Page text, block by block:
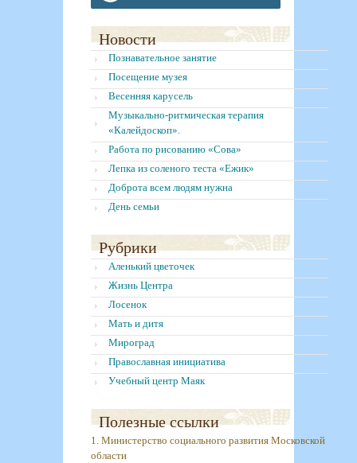
Новости
Познавательное занятие
Посещение музея
Весенняя карусель
Музыкально-ритмическая терапия
«Калейдоскоп».
Работа по рисованию «Сова»
Лепка из соленого теста «Ежик»
Доброта всем людям нужна
День семьи
Рубрики
Аленький цветочек
Жизнь Центра
Лосенок
Мать и дитя
Мироград
Православная инициатива
Учебный центр Маяк
Полезные ссылки
1. Министерство социального развития Московской
области